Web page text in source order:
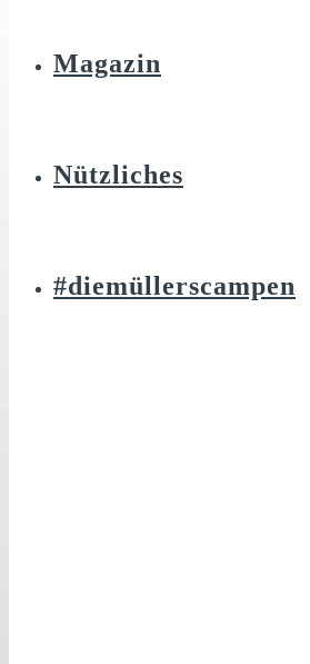
Magazin
Nützliches
#diemüllerscampen